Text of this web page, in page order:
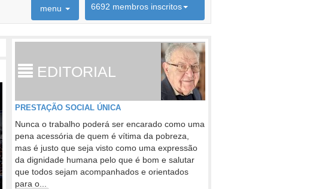
menu 6692 membros inscritos
EDITORIAL
PRESTAÇÃO SOCIAL ÚNICA
Nunca o trabalho poderá ser encarado como uma
pena acessória de quem é vítima da pobreza,
mas é justo que seja visto como uma expressão
da dignidade humana pelo que é bom e salutar
que todos sejam acompanhados e orientados
para o...